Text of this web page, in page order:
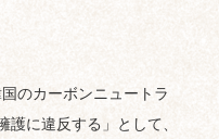
のカーボンニュートラ
に違反する」として、